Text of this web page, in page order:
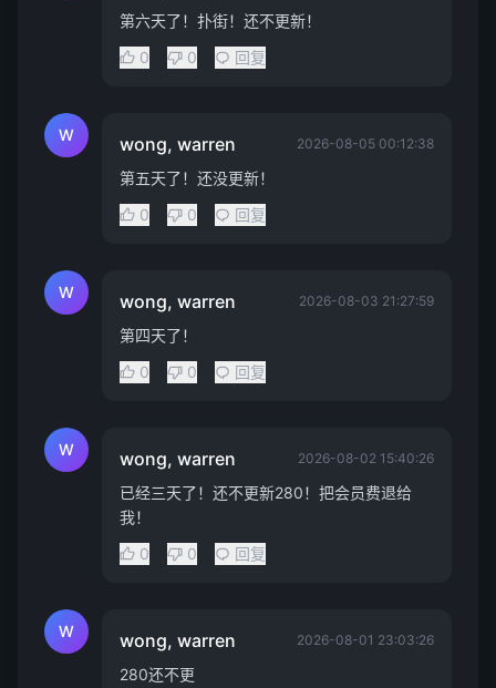
第六天了！扑街！还不更新！
0
0 回复
W wong, warren 2026-08-05 00:12:38
第五天了！还没更新！
0
0 回复
W wong, warren 2026-08-03 21:27:59
第四天了！
0
0 回复
W wong, warren 2026-08-02 15:40:26
已经三天了！还不更新280！把会员费退给
我！
0
0 回复
W wong, warren 2026-08-01 23:03:26
280还不更